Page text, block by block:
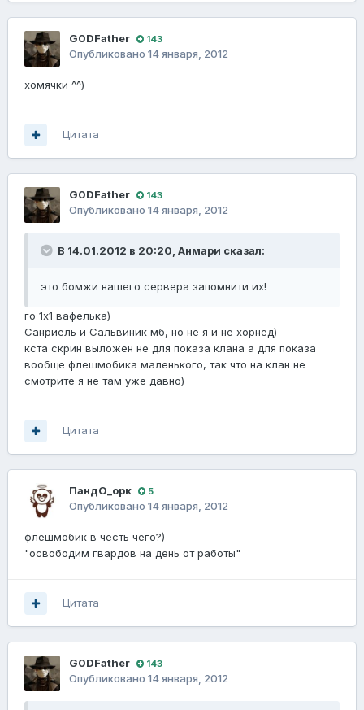
G0DFathеr 143
Опубликовано 14 января, 2012
хомячки ^^)
Цитата
G0DFathеr 143
Опубликовано 14 января, 2012
В 14.01.2012 в 20:20, Анмари сказал:
это бомжи нашего сервера запомнити их!
го 1х1 вафелька)
Санриель и Сальвиник мб, но не я и не хорнед)
кста скрин выложен не для показа клана а для показа
вообще флешмобика маленького, так что на клан не
смотрите я не там уже давно)
Цитата
ПандО_орк 5
Опубликовано 14 января, 2012
флешмобик в честь чего?)
"освободим гвардов на день от работы"
Цитата
G0DFathеr 143
Опубликовано 14 января, 2012